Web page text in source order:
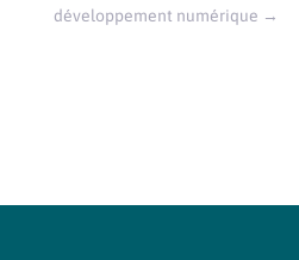
développement numérique →